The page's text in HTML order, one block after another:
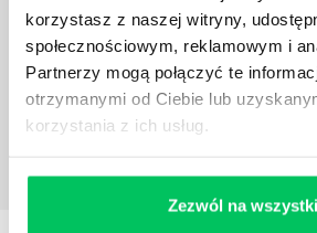
korzystasz z naszej witryny,
społecznościowym, reklamowym i
Partnerzy mogą połączyć te
otrzymanymi od Ciebie lub
korzystania z ich usług.
Zezwól na
Istnieje wiele metod zarządzania,
się niezwykle przydatne.
ludzkimi oraz poszczególnymi
jest jednak łatwe i warto mieć tego